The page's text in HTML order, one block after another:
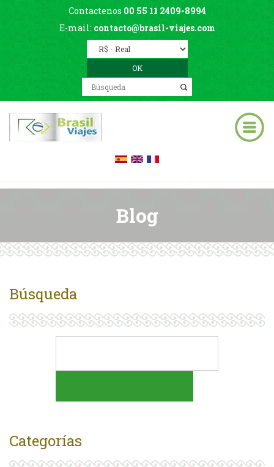
Contactenos 00 55 11 2409-8994
E-mail: contacto@brasil-viajes.com
Blog
Búsqueda
Categorías